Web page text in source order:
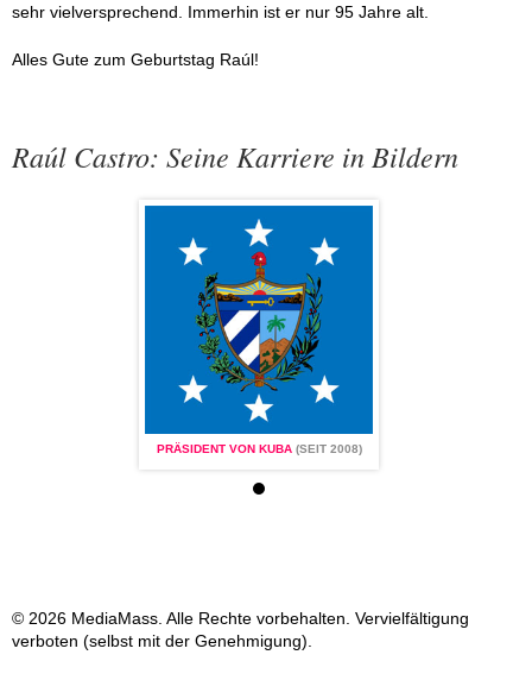
sehr vielversprechend. Immerhin ist er nur 95 Jahre alt.
Alles Gute zum Geburtstag Raúl!
Raúl Castro: Seine Karriere in Bildern
PRÄSIDENT VON KUBA(SEIT 2008)
© 2026 MediaMass. Alle Rechte vorbehalten. Vervielfältigung
verboten (selbst mit der Genehmigung).